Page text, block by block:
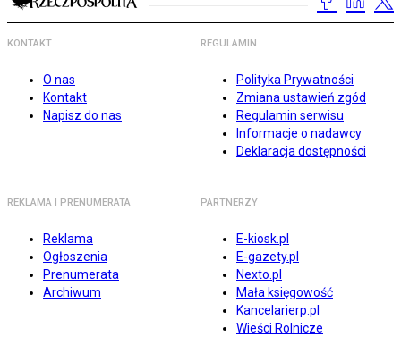
KONTAKT
O nas
Kontakt
Napisz do nas
REGULAMIN
Polityka Prywatności
Zmiana ustawień zgód
Regulamin serwisu
Informacje o nadawcy
Deklaracja dostępności
REKLAMA I PRENUMERATA
Reklama
Ogłoszenia
Prenumerata
Archiwum
PARTNERZY
E-kiosk.pl
E-gazety.pl
Nexto.pl
Mała księgowość
Kancelarierp.pl
Wieści Rolnicze